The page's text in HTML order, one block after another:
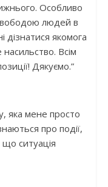
Особливо
людей в
дізнатися якомога
Всім
Дякуємо.”
яка мене просто
про події,
ситуація